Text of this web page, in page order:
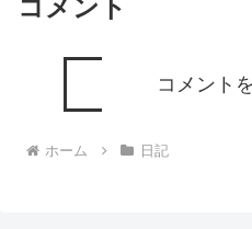
コメント
コメント
ホーム 日記